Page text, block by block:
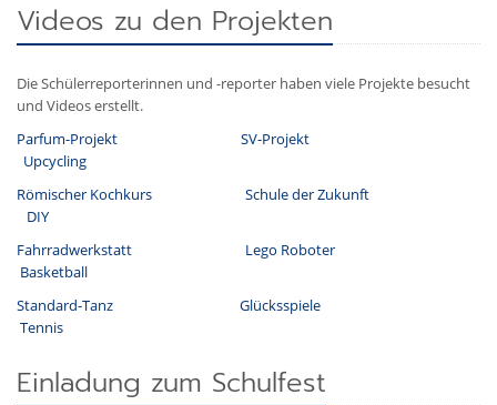
Videos zu den Projekten
Die Schülerreporterinnen und -reporter haben viele Projekte besucht
und Videos erstellt.
Parfum-Projekt
SV-Projekt
Upcycling
Römischer Kochkurs
Schule der Zukunft
DIY
Fahrradwerkstatt
Lego Roboter
Basketball
Standard-Tanz
Glücksspiele
Tennis
Einladung zum Schulfest